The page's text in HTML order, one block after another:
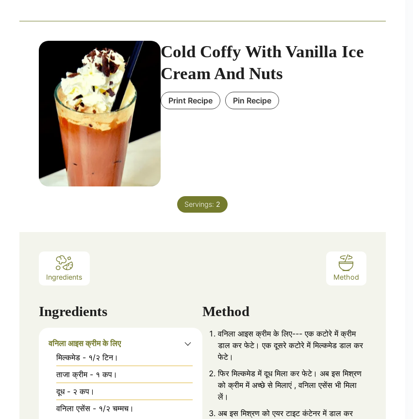
Cold Coffy With Vanilla Ice
Cream And Nuts
Print Recipe Pin Recipe
Servings: 2
Ingredients Method
Ingredients
वनिला आइस क्रीम के लिए
मिल्कमेड - १/२ टिन।
ताजा क्रीम - १ कप।
दूध - २ कप।
वनिला एसेंस - १/२ चम्मच।
Method
वनिला आइस क्रीम के लिए--- एक कटोरे में क्रीम
डाल कर फेटे। एक दूसरे कटोरे में मिल्कमेड डाल कर
फेटे।
फिर मिल्कमेड में दूध मिला कर फेटे। अब इस मिश्रण
को क्रीम में अच्छे से मिलाएं , वनिला एसेंस भी मिला
लें।
अब इस मिश्रण को एयर टाइट कंटेनर में डाल कर